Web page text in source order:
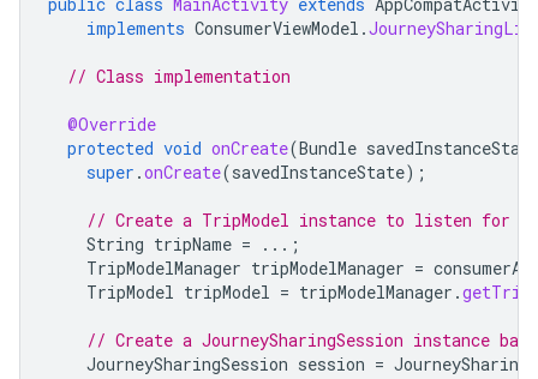
implements ConsumerViewModel .
// Class implementation
@Override
protected void onCreate(Bundle savedInstanceState
super .onCreate(savedInstanceState);
// Create a TripModel instance to listen for
String tripName =
...;
TripModelManager tripModelManager =
TripModel tripModel = tripModelManager .
// Create a JourneySharingSession instance
JourneySharingSession session =